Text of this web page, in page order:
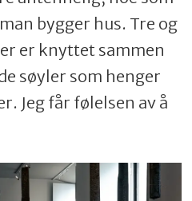
bygger hus. Tre og
er knyttet sammen
søyler som henger
Jeg får følelsen av å